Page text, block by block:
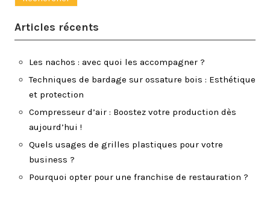
Articles récents
Les nachos : avec quoi les accompagner ?
Techniques de bardage sur ossature bois : Esthétique
et protection
Compresseur d’air : Boostez votre production dès
aujourd’hui !
Quels usages de grilles plastiques pour votre
business ?
Pourquoi opter pour une franchise de restauration ?